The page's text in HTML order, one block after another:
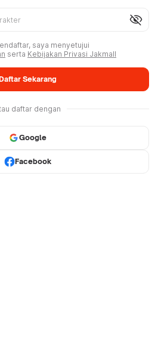
visibility_off
saya menyetujui
serta Kebijakan Privasi Jakmall
Sekarang
daftar dengan
Google
Facebook